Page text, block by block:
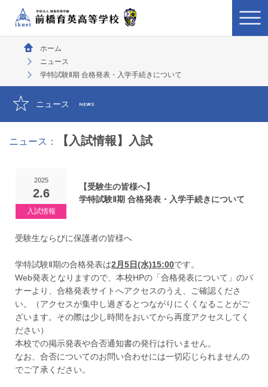
ホーム
ニュース
学特試験Ⅱ期 合格発表・入学手続きについて
ニュース NEWS
ニュース： 【入試情報】入試
2025
2.6
【受験生の皆様へ】
学特試験Ⅱ期 合格発表・入学手続きについて
受験生ならびに保護者の皆様へ
学特試験Ⅱ期の合格発表は2月5日(水)15:00です。
Web発表となりますので、本校HPの「合格発表について」のバ
ナーより、合格発表サイトへアクセスのうえ、ご確認くださ
い。（アクセスが集中し過ぎるとつながりにくくなることがご
ざいます。その際は少し時間をおいてから再度アクセスしてく
ださい）
本校での掲示発表や合否通知書の発行は行いません。
なお、合否についてのお問い合わせには一切応じられませんの
でご了承ください。